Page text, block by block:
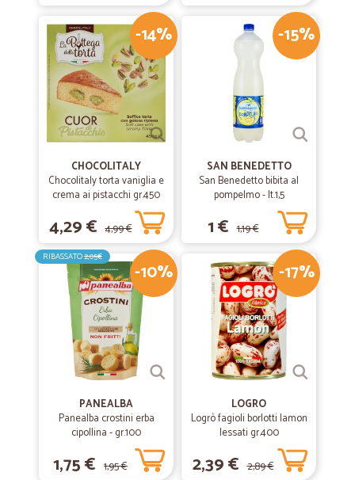
Pienamente soddisfatta dell'acquisto.
Pienamente soddisfatta dell'acquisto.
—Pier eugenio B.
Tutto bene
Tutto bene, come mi aspettavo.
—Mariaausilia S.
Ottimi prodotti
Ottimi prodotti, sito facile da visitare, e spedizione veloce.
10/05/2019
—Dante C.
rapida e precisa la consegna.
rapida e precisa la consegna.
Ottimo acquisto
Il prodotto è arrivato nei tempi stabiliti. L'imballo era in ottimo stato. Il
prodotto è un ottimo prodotto.
-14%
CHOCOLITALY
Chocolitaly torta vaniglia e
crema ai pistacchi gr.450
4,29 € 4,99 €
-15%
SAN BENEDETTO
San Benedetto bibita al
pompelmo - lt.1,5
1 € 1,19 €
-10%
RIBASSATO2,05€
PANEALBA
Panealba crostini erba
cipollina - gr.100
1,75 € 1,95 €
-17%
LOGRO
Logrò fagioli borlotti lamon
lessati gr.400
2,39 € 2,89 €